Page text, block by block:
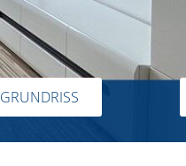
GRUNDRISS